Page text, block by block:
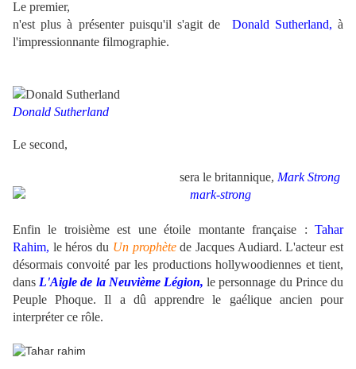
Le premier,
n'est plus à présenter puisqu'il s'agit de
Donald Sutherland, à
l'impressionnante filmographie.
Donald Sutherland
Le second,
sera le britannique, Mark Strong
Enfin le troisième est une étoile montante française : Tahar
Rahim, le héros du Un prophètede Jacques Audiard. L'acteur est
désormais convoité par les productions hollywoodiennes et tient,
dans L'Aigle de la Neuvième Légion, le personnage du Prince du
Peuple Phoque. Il a dû apprendre le gaélique ancien pour
interpréter ce rôle.